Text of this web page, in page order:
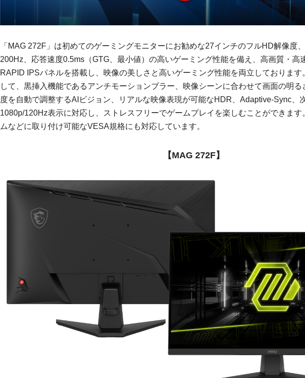
「MAG 272F」は初めてのゲーミングモニターにお勧めな27インチのフルHD解像度
200Hz、応答速度0.5ms（GTG、最小値）の高いゲーミング性能を備え、高画質・高
RAPID IPSパネルを搭載し、映像の美しさと高いゲーミング性能を両立しておりま
して、黒挿入機能であるアンチモーションブラー、映像シーンに合わせて画面の明
度を自動で調整するAIビジョン、リアルな映像表現が可能なHDR、Adaptive-Sync、
1080p/120Hz表示に対応し、ストレスフリーでゲームプレイを楽しむことができま
ムなどに取り付け可能なVESA規格にも対応しています。
【MAG 272F】